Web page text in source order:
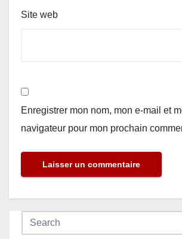
Site web
Enregistrer mon nom, mon e-mail et
navigateur pour mon prochain